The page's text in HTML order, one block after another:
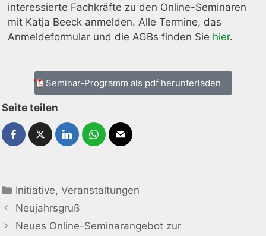
interessierte Fachkräfte zu den Online-Seminaren
mit Katja Beeck anmelden. Alle Termine, das
Anmeldeformular und die AGBs finden Sie hier.
Seminar-Programm als pdf herunterladen
Seite teilen
Initiative,Veranstaltungen
Neujahrsgruß
Neues Online-Seminarangebot zur